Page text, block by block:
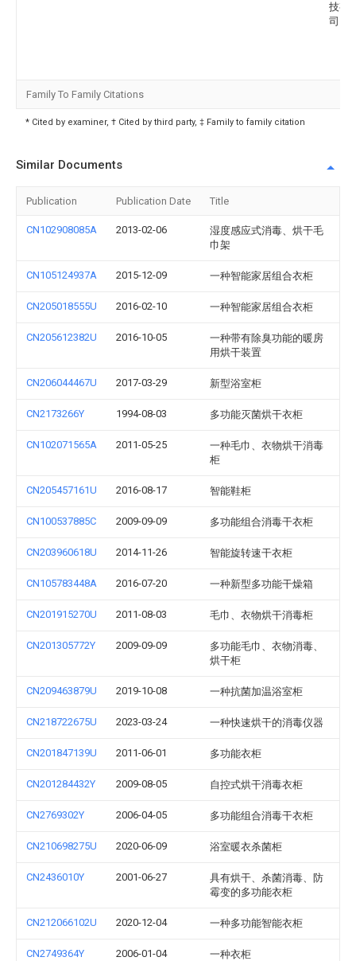
技有
司
Family To Family Citations
* Cited by examiner, † Cited by third party, ‡ Family to family citation
Similar Documents
Publication Publication Date Title
CN102908085A 2013-02-06
湿度感应式消毒、烘干毛
巾架
CN105124937A 2015-12-09 一种智能家居组合衣柜
CN205018555U 2016-02-10 一种智能家居组合衣柜
CN205612382U 2016-10-05
一种带有除臭功能的暖房
用烘干装置
CN206044467U 2017-03-29 新型浴室柜
CN2173266Y 1994-08-03 多功能灭菌烘干衣柜
CN102071565A 2011-05-25
一种毛巾、衣物烘干消毒
柜
CN205457161U 2016-08-17 智能鞋柜
CN100537885C 2009-09-09 多功能组合消毒干衣柜
CN203960618U 2014-11-26 智能旋转速干衣柜
CN105783448A 2016-07-20 一种新型多功能干燥箱
CN201915270U 2011-08-03 毛巾、衣物烘干消毒柜
CN201305772Y 2009-09-09
多功能毛巾、衣物消毒、
烘干柜
CN209463879U 2019-10-08 一种抗菌加温浴室柜
CN218722675U 2023-03-24 一种快速烘干的消毒仪器
CN201847139U 2011-06-01 多功能衣柜
CN201284432Y 2009-08-05 自控式烘干消毒衣柜
CN2769302Y 2006-04-05 多功能组合消毒干衣柜
CN210698275U 2020-06-09 浴室暖衣杀菌柜
CN2436010Y 2001-06-27
具有烘干、杀菌消毒、防
霉变的多功能衣柜
CN212066102U 2020-12-04 一种多功能智能衣柜
CN2749364Y 2006-01-04 一种衣柜